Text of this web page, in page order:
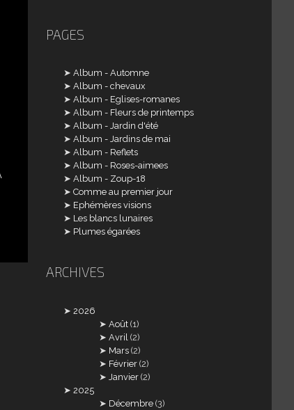
PAGES
Album - Automne
Album - chevaux
Album - Eglises-romanes
Album - Fleurs de printemps
Album - Jardin d'été
Album - Jardins de mai
Album - Reflets
Album - Roses-aimees
Album - Zoup-18
Comme au premier jour
Ephémères visions
Les blancs lunaires
Plumes égarées
ARCHIVES
2026
Août (1)
Avril (2)
Mars (2)
Février (2)
Janvier (2)
2025
Décembre (3)